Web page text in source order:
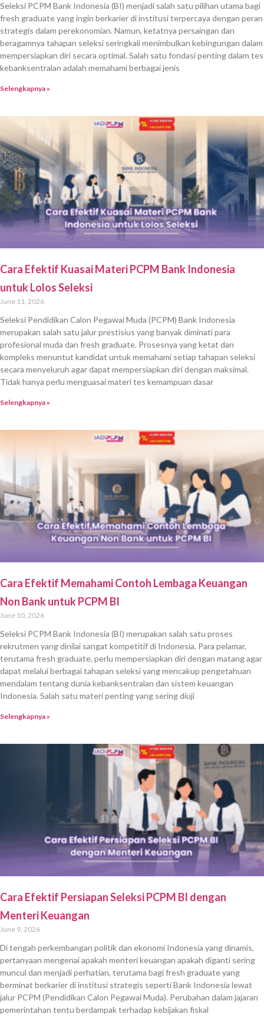
Seleksi PCPM Bank Indonesia (BI) menjadi salah satu pilihan utama bagi
fresh graduate yang ingin berkarier di institusi terpercaya dengan peran
strategis dalam perekonomian. Namun, ketatnya persaingan dan
beragamnya tahapan seleksi seringkali menimbulkan kebingungan dalam
mempersiapkan diri secara optimal. Salah satu fondasi penting dalam tes
kebanksentralan adalah memahami berbagai jenis
Selengkapnya »
Cara Efektif Kuasai Materi PCPM Bank Indonesia
untuk Lolos Seleksi
June 11, 2026
Seleksi Pendidikan Calon Pegawai Muda (PCPM) Bank Indonesia
merupakan salah satu jalur prestisius yang banyak diminati para
profesional muda dan fresh graduate. Prosesnya yang ketat dan
kompleks menuntut kandidat untuk memahami setiap tahapan seleksi
secara menyeluruh agar dapat mempersiapkan diri dengan maksimal.
Tidak hanya perlu menguasai materi tes kemampuan dasar
Selengkapnya »
Cara Efektif Memahami Contoh Lembaga Keuangan
Non Bank untuk PCPM BI
June 10, 2026
Seleksi PCPM Bank Indonesia (BI) merupakan salah satu proses
rekrutmen yang dinilai sangat kompetitif di Indonesia. Para pelamar,
terutama fresh graduate, perlu mempersiapkan diri dengan matang agar
dapat melalui berbagai tahapan seleksi yang mencakup pengetahuan
mendalam tentang dunia kebanksentralan dan sistem keuangan
Indonesia. Salah satu materi penting yang sering diuji
Selengkapnya »
Cara Efektif Persiapan Seleksi PCPM BI dengan
Menteri Keuangan
June 9, 2026
Di tengah perkembangan politik dan ekonomi Indonesia yang dinamis,
pertanyaan mengenai apakah menteri keuangan apakah diganti sering
muncul dan menjadi perhatian, terutama bagi fresh graduate yang
berminat berkarier di institusi strategis seperti Bank Indonesia lewat
jalur PCPM (Pendidikan Calon Pegawai Muda). Perubahan dalam jajaran
pemerintahan tentu berdampak terhadap kebijakan fiskal